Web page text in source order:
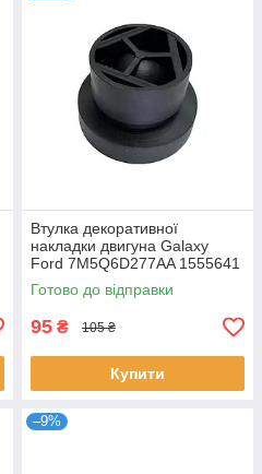
Втулка декоративної
накладки двигуна Galaxy
Ford 7M5Q6D277AA 1555641
Готово до відправки
95 ₴ 105 ₴
Купити
–9%